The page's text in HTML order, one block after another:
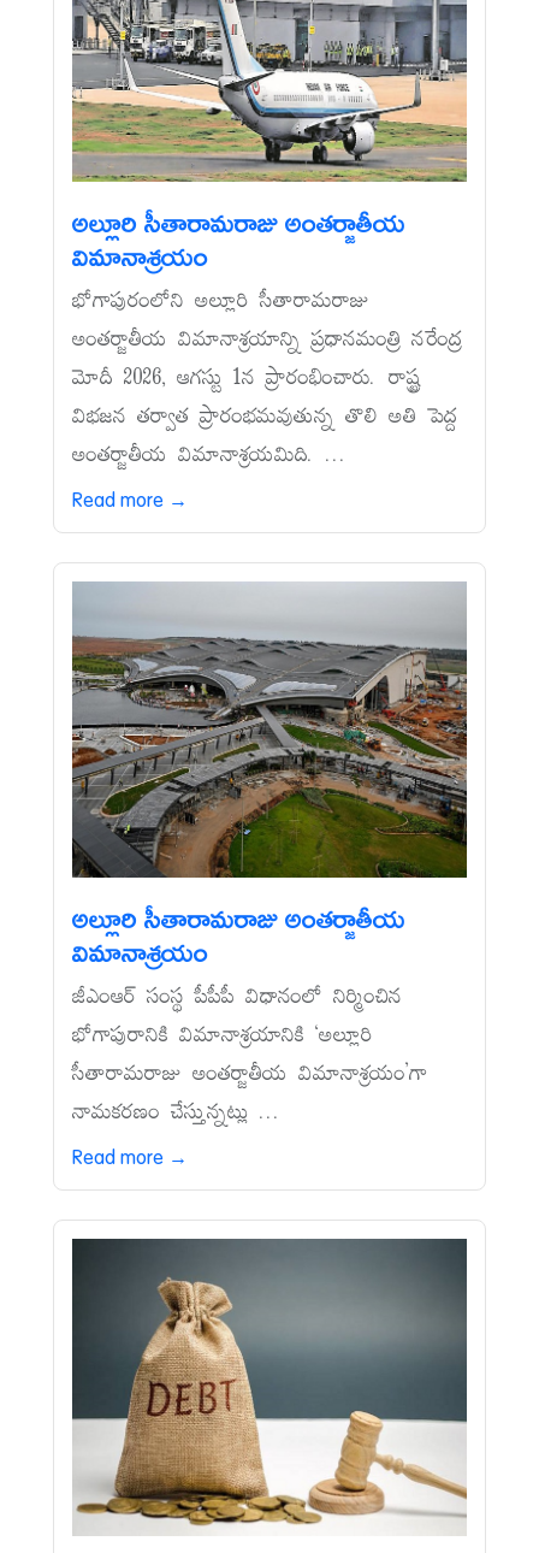
అల్లూరి సీతారామరాజు అంతర్జాతీయ
విమానాశ్రయం
భోగాపురంలోని అల్లూరి సీతారామరాజు
అంతర్జాతీయ విమానాశ్రయాన్ని ప్రధానమంత్రి నరేంద్ర
మోదీ 2026, ఆగస్టు 1న ప్రారంభించారు. రాష్ట్ర
విభజన తర్వాత ప్రారంభమవుతున్న తొలి అతి పెద్ద
అంతర్జాతీయ విమానాశ్రయమిది. ...
Read more →
అల్లూరి సీతారామరాజు అంతర్జాతీయ
విమానాశ్రయం
జీఎంఆర్‌ సంస్థ పీపీపీ విధానంలో నిర్మించిన
భోగాపురానికి విమానాశ్రయానికి ‘అల్లూరి
సీతారామరాజు అంతర్జాతీయ విమానాశ్రయం’గా
నామకరణం చేస్తున్నట్లు ...
Read more →